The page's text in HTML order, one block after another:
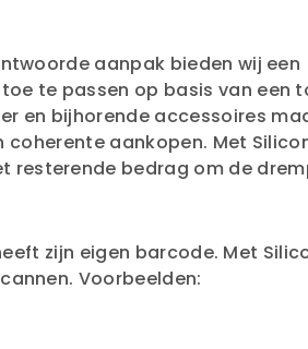
aanpak bieden wij een
te passen op basis van een
en bijhorende accessoires
aankopen. Met
resterende bedrag om de
zijn eigen barcode. Met
Voorbeelden: